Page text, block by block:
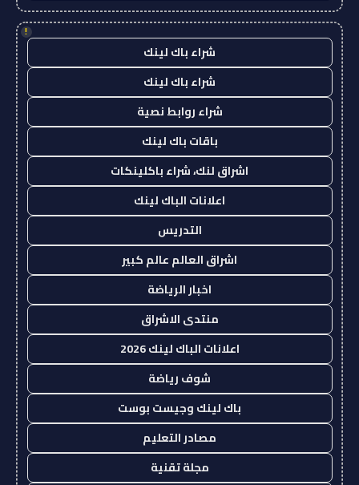
!
شراء باك لينك
شراء باك لينك
شراء روابط نصية
باقات باك لينك
اشراق لنك، شراء باكلينكات
اعلانات الباك لينك
التدريس
اشراق العالم عالم كبير
اخبار الرياضة
منتدى الاشراق
اعلانات الباك لينك 2026
شوف رياضة
باك لينك وجيست بوست
مصادر التعليم
مجلة تقنية